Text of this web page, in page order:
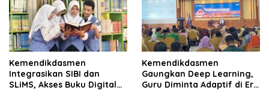
Kemendikdasmen
Integrasikan SIBI dan
SLiMS, Akses Buku Digital
Kemendikdasmen
Gaungkan Deep Learning,
Guru Diminta Adaptif di Era